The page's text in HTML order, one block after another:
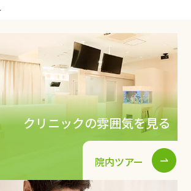
クリニックの雰囲気を見る
院内ツアー